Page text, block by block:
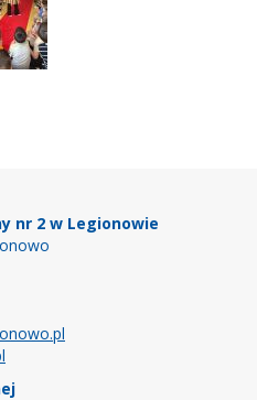
nr 2 w Legionowie